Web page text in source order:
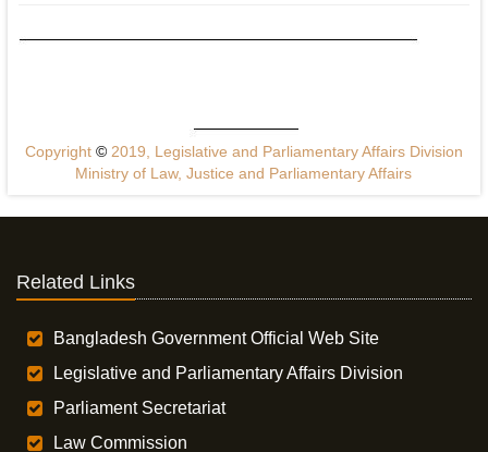
Copyright ©2019, Legislative and Parliamentary Affairs Division
Ministry of Law, Justice and Parliamentary Affairs
Related Links
Bangladesh Government Official Web Site
Legislative and Parliamentary Affairs Division
Parliament Secretariat
Law Commission